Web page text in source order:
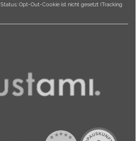
Status: Opt-Out-Cookie ist nicht gesetzt (Tracking